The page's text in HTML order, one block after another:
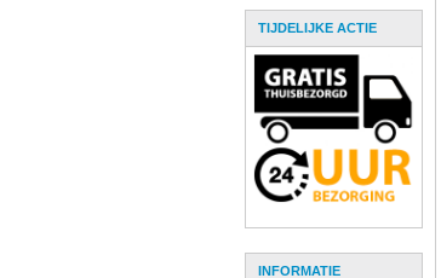
TIJDELIJKE ACTIE
INFORMATIE